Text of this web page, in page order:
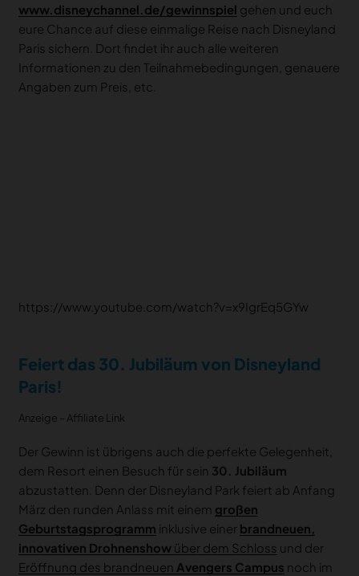
www.disneychannel.de/gewinnspiel gehen und euch
eure Chance auf diese einmalige Reise nach Disneyland
Paris sichern. Dort findet ihr auch alle weiteren
Informationen zu den Teilnahmebedingungen, genauere
Angaben zum Preis, etc.
https://www.youtube.com/watch?v=x9IgrEq5GYw
Feiert das 30. Jubiläum von Disneyland
Paris!
Anzeige – Affiliate Link
Der Gewinn ist übrigens auch die perfekte Gelegenheit,
dem Resort einen Besuch für sein 30. Jubiläum
abzustatten. Denn der Disneyland Park feiert ab Anfang
März den runden Anlass mit einem großen
Geburtstagsprogramm inklusive einer brandneuen,
innovativen Drohnenshowüber dem Schloss und der
Eröffnung des brandneuen Avengers Campus noch im